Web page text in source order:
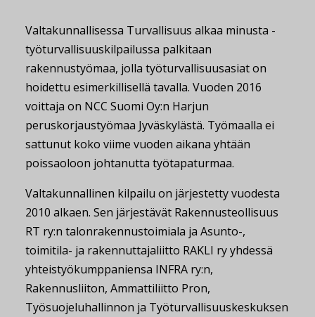
Valtakunnallisessa Turvallisuus alkaa minusta -
työturvallisuuskilpailussa palkitaan
rakennustyömaa, jolla työturvallisuusasiat on
hoidettu esimerkillisellä tavalla. Vuoden 2016
voittaja on NCC Suomi Oy:n Harjun
peruskorjaustyömaa Jyväskylästä. Työmaalla ei
sattunut koko viime vuoden aikana yhtään
poissaoloon johtanutta työtapaturmaa.
Valtakunnallinen kilpailu on järjestetty vuodesta
2010 alkaen. Sen järjestävät Rakennusteollisuus
RT ry:n talonrakennustoimiala ja Asunto-,
toimitila- ja rakennuttajaliitto RAKLI ry yhdessä
yhteistyökumppaniensa INFRA ry:n,
Rakennusliiton, Ammattiliitto Pron,
Työsuojeluhallinnon ja Työturvallisuuskeskuksen